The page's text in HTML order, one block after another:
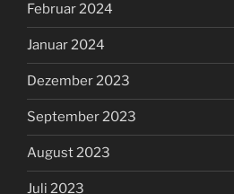
Februar 2024
Januar 2024
Dezember 2023
September 2023
August 2023
Juli 2023